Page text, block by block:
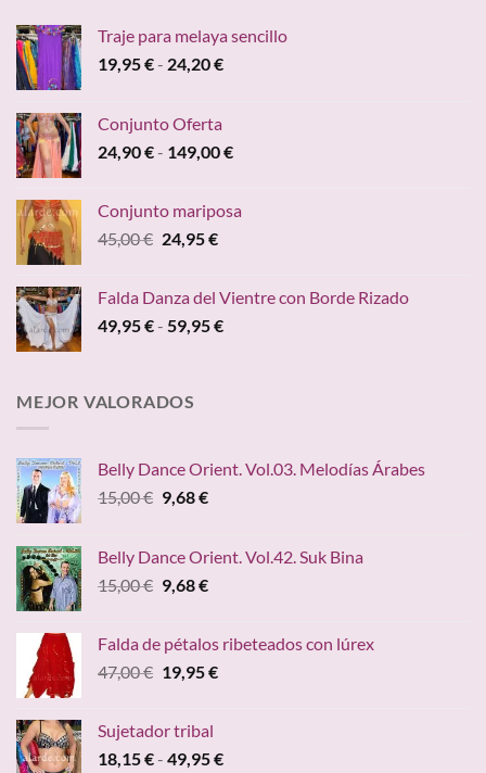
Traje para melaya sencillo
19,95€- 24,20€Rango
19,95 €
Conjunto Oferta
24,90€- 149,00€Rango
desde
149,00 €
Conjunto mariposa
45,00€ El
era:
45,00 €.
24,95€El
es:
24,95 €.
Falda Danza del Vientre con Borde Rizado
49,95€- 59,95€Rango
59,95 €
MEJOR VALORADOS
Belly Dance Orient. Vol.03. Melodías Árabes
15,00€ El
era:
15,00 €.
9,68€El
es:
9,68 €.
Belly Dance Orient. Vol.42. Suk Bina
15,00€ El
era:
15,00 €.
9,68€El
es:
9,68 €.
Falda de pétalos ribeteados con lúrex
47,00€ El
era:
47,00 €.
19,95€El
19,95 €.
Sujetador tribal
18,15€- 49,95€Rango